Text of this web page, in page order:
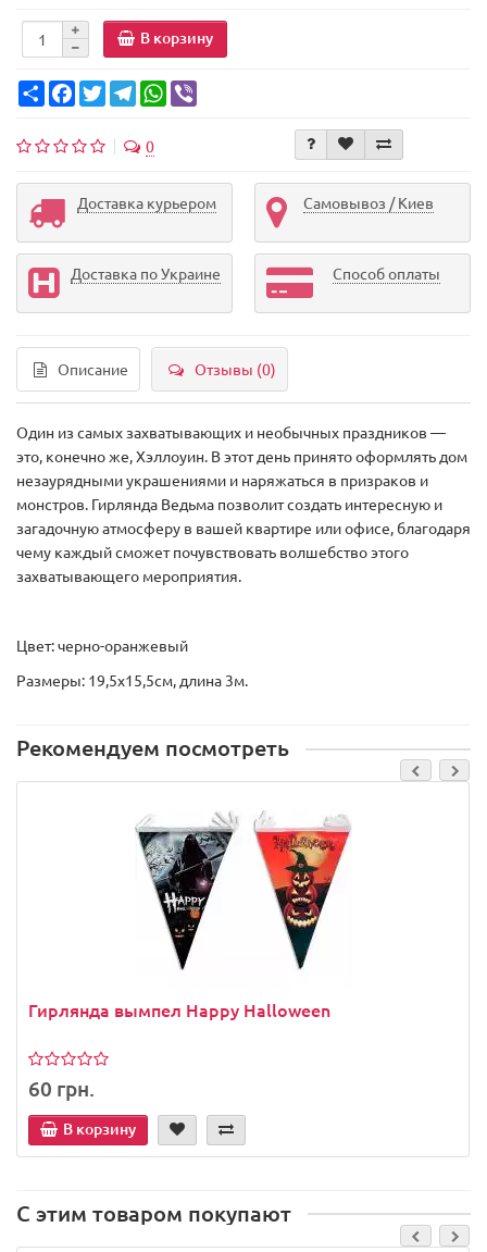
В корзину
Share FacebookTwitterTelegramWhatsApp
0
Доставка курьером Самовывоз / Киев
Доставка по Украине Способ оплаты
Описание Отзывы (0)
Один из самых захватывающих и необычных праздников —
это, конечно же, Хэллоуин. В этот день принято оформлять дом
незаурядными украшениями и наряжаться в призраков и
монстров. Гирлянда Ведьма позволит создать интересную и
загадочную атмосферу в вашей квартире или офисе, благодаря
чему каждый сможет почувствовать волшебство этого
захватывающего мероприятия.
Цвет: черно-оранжевый
Размеры: 19,5х15,5см, длина 3м.
Рекомендуем посмотреть
Гирлянда вымпел Happy Halloween
60 грн.
В корзину
С этим товаром покупают